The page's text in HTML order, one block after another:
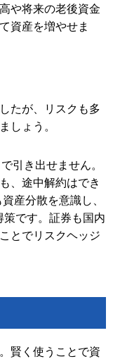
や将来の老後資金
資産を増やせま
たが、リスクも多
しょう。
引き出せません。
、途中解約はでき
産分散を意識し、
です。証券も国内
とでリスクヘッジ
賢く使うことで資